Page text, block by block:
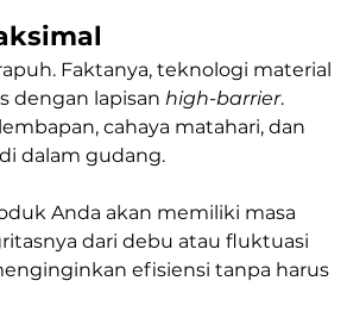
Faktanya, teknologi material
dengan lapisan high-barrier.
cahaya matahari, dan
dalam gudang.
Anda akan memiliki masa
dari debu atau fluktuasi
efisiensi tanpa harus